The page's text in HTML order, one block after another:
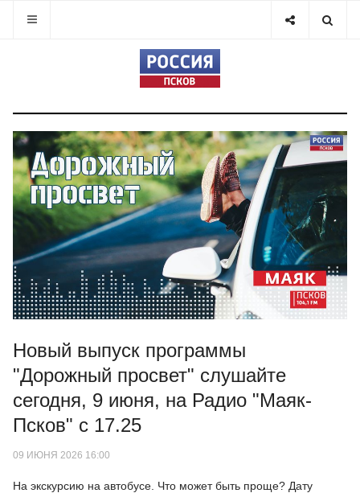
Новый выпуск программы
"Дорожный просвет" слушайте
сегодня, 9 июня, на Радио "Маяк-
Псков" с 17.25
09 ИЮНЯ 2026 16:00
На экскурсию на автобусе. Что может быть проще? Дату